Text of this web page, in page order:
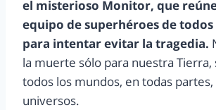
el misterioso Monitor, que
equipo de superhéroes de
para intentar evitar la tragedia.
la muerte sólo para nuestra Tierra,
todos los mundos, en todas
universos.